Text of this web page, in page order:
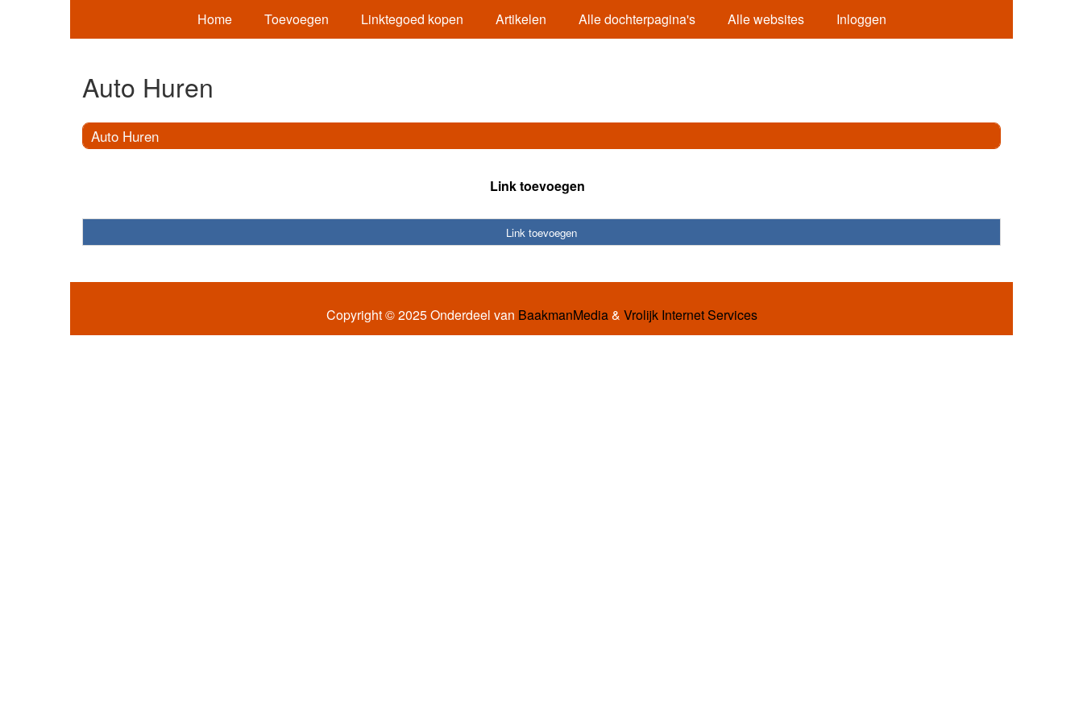
Home Toevoegen Linktegoed kopen Artikelen Alle dochterpagina's Alle websites Inloggen
Auto Huren
Auto Huren
Link toevoegen
Link toevoegen
Copyright © 2025 Onderdeel van BaakmanMedia& Vrolijk Internet Services